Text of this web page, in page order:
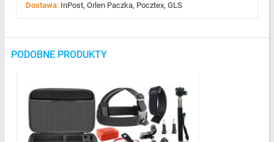
Dostawa: InPost, Orlen Paczka, Pocztex, GLS
PODOBNE PRODUKTY